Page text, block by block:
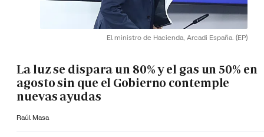
El ministro de Hacienda, Arcadi España. (EP)
La luz se dispara un 80% y el gas un 50% en
agosto sin que el Gobierno contemple
nuevas ayudas
Raúl Masa